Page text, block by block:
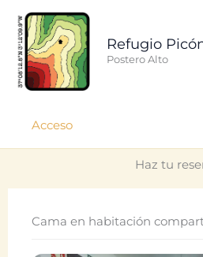
contenido
Refugio
Postero Alto
Acceso
Haz tu
Cama en habitación